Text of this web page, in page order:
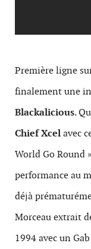
Première ligne
finalement une
Blackalicious.
Chief Xcelavec
World Go Round
performance au
déjà
Morceau extrait
1994 avec un